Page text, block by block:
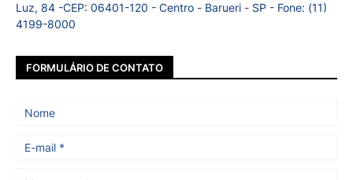
Luz, 84 -CEP: 06401-120 - Centro - Barueri - SP - Fone: (11)
4199-8000
FORMULÁRIO DE CONTATO